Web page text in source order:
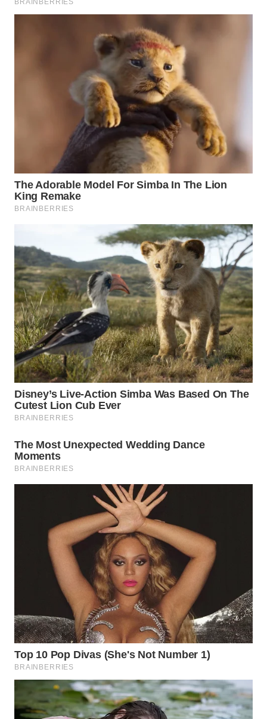
WN
DANAU
WN
NIAS
WN
LANGKAT
WN
TAPANULI
SELATAN
WN
TANJUNG
WN
KARO
WN
LABUHANBATU
TENGAH
WN DELI
SERDANG
WN
TEBING